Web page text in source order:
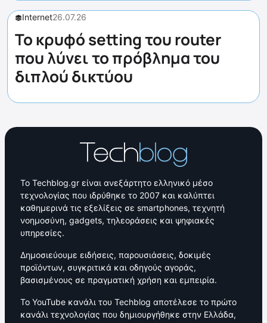
Internet26.07.26
Το κρυφό setting του router
που λύνει το πρόβλημα του
διπλού δικτύου
Το Techblog.gr είναι ανεξάρτητο ελληνικό μέσο
τεχνολογίας που ιδρύθηκε το 2007 και καλύπτει
καθημερινά τις εξελίξεις σε smartphones, τεχνητή
νοημοσύνη, gadgets, τηλεοράσεις και ψηφιακές
υπηρεσίες.
Δημοσιεύουμε ειδήσεις, παρουσιάσεις, δοκιμές
προϊόντων, συγκριτικά και οδηγούς αγοράς,
βασισμένους σε πραγματική χρήση και εμπειρία.
Το YouTube κανάλι του Techblog αποτέλεσε το πρώτο
κανάλι τεχνολογίας που δημιουργήθηκε στην Ελλάδα,